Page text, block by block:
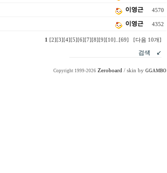
이영근 4570
이영근 4352
1 [2] [3] [4] [5] [6] [7] [8] [9] [10] [69] [다음 10개]
Copyright 1999-2026 Zeroboard / skin by GGAMBO